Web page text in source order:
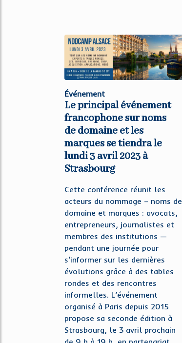
Événement
Le principal événement
francophone sur noms
de domaine et les
marques se tiendra le
lundi 3 avril 2023 à
Strasbourg
Cette conférence réunit les
acteurs du nommage – noms de
domaine et marques : avocats,
entrepreneurs, journalistes et
membres des institutions —
pendant une journée pour
s’informer sur les dernières
évolutions grâce à des tables
rondes et des rencontres
informelles. L’événement
organisé à Paris depuis 2015
propose sa seconde édition à
Strasbourg, le 3 avril prochain